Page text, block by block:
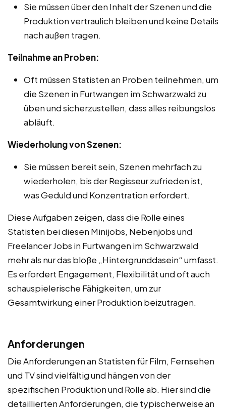
Sie müssen über den Inhalt der Szenen und die
Produktion vertraulich bleiben und keine Details
nach außen tragen.
Teilnahme an Proben:
Oft müssen Statisten an Proben teilnehmen, um
die Szenen in Furtwangen im Schwarzwald zu
üben und sicherzustellen, dass alles reibungslos
abläuft.
Wiederholung von Szenen:
Sie müssen bereit sein, Szenen mehrfach zu
wiederholen, bis der Regisseur zufrieden ist,
was Geduld und Konzentration erfordert.
Diese Aufgaben zeigen, dass die Rolle eines
Statisten bei diesen Minijobs, Nebenjobs und
Freelancer Jobs in Furtwangen im Schwarzwald
mehr als nur das bloße „Hintergrunddasein“ umfasst.
Es erfordert Engagement, Flexibilität und oft auch
schauspielerische Fähigkeiten, um zur
Gesamtwirkung einer Produktion beizutragen.
Anforderungen
Die Anforderungen an Statisten für Film, Fernsehen
und TV sind vielfältig und hängen von der
spezifischen Produktion und Rolle ab. Hier sind die
detaillierten Anforderungen, die typischerweise an